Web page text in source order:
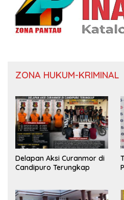
ZONA HUKUM-KRIMINAL
Delapan Aksi Curanmor di
Candipuro Terungkap